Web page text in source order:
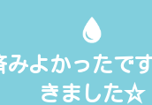
よかったで
きました☆